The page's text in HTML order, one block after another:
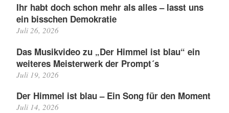
Ihr habt doch schon mehr als alles – lasst uns
ein bisschen Demokratie
Juli 26, 2026
Das Musikvideo zu „Der Himmel ist blau“ ein
weiteres Meisterwerk der Prompt´s
Juli 19, 2026
Der Himmel ist blau – Ein Song für den Moment
Juli 14, 2026